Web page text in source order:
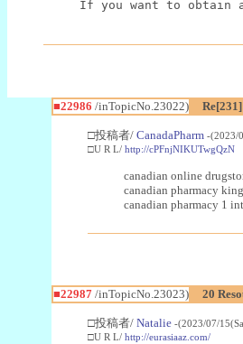
If you want to obtain
■22986 /inTopicNo.23022)
□投稿者/ CanadaPharm -(2023/
□U R L/ http://cPFnjNIKUTwgQzN
canadian online
canadian pharmacy
canadian pharmacy 1
■22987/inTopicNo.23023) 20
□投稿者/ Natalie -(2023/07/
□U R L/ http://eurasiaaz.com/